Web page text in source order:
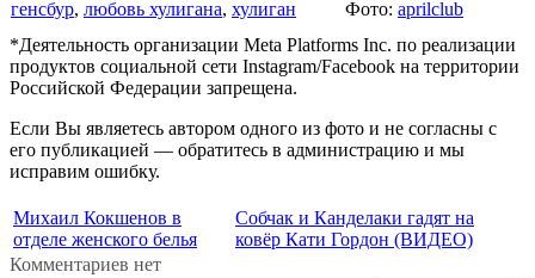
генсбур, любовь хулигана, хулиган
Фото: aprilclub
*Деятельность организации Meta Platforms Inc. по реализации
продуктов социальной сети Instagram/Facebook на территории
Российской Федерации запрещена.
Если Вы являетесь автором одного из фото и не согласны с
его публикацией — обратитесь в администрацию и мы
исправим ошибку.
Михаил Кокшенов в
отделе женского белья
Собчак и Канделаки гадят на
ковёр Кати Гордон (ВИДЕО)
Комментариев нет